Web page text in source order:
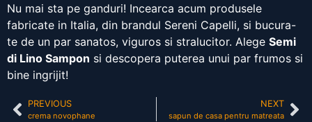
Nu mai sta pe ganduri! Incearca acum produsele
fabricate in Italia, din brandul Sereni Capelli, si bucura-
te de un par sanatos, viguros si stralucitor. Alege Semi
di Lino Sampon si descopera puterea unui par frumos si
bine ingrijit!
PREVIOUS
crema novophane
NEXT
sapun de casa pentru matreata